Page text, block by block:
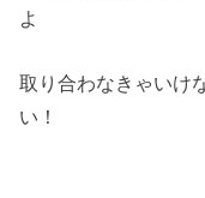
よ
取り合わなきゃいけ
い！